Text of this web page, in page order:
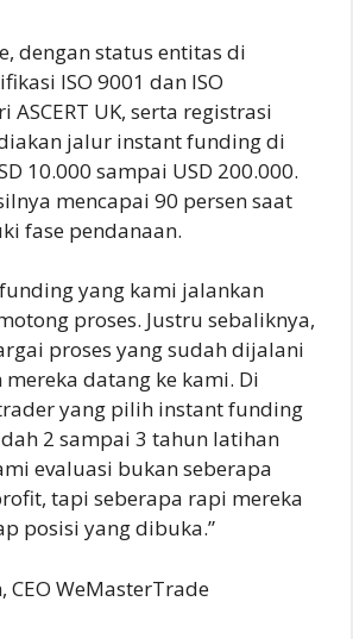
dengan status entitas di
ISO 9001 dan ISO
ASCERT UK, serta registrasi
jalur instant funding di
10.000 sampai USD 200.000.
mencapai 90 persen saat
fase pendanaan.
yang kami jalankan
proses. Justru sebaliknya,
proses yang sudah dijalani
datang ke kami. Di
yang pilih instant funding
2 sampai 3 tahun latihan
evaluasi bukan seberapa
tapi seberapa rapi mereka
posisi yang dibuka.”
WeMasterTrade